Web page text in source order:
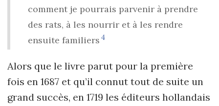
comment je pourrais parvenir à prendre
des rats, à les nourrir et à les rendre
ensuite familiers 4
Alors que le livre parut pour la première
fois en 1687 et qu’il connut tout de suite un
grand succès, en 1719 les éditeurs hollandais